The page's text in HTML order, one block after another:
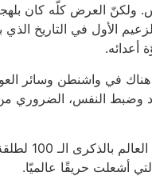
ولكنّ العرض كلّه كان
الأول في التاريخ الذي
أعدائه.
في واشنطن وسائر
وضبط النفس، الضروري
بعد ثلاثة أشهر
أشعلت حريقًا عالميّا.